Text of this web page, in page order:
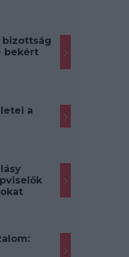
bizottság
bekért
a